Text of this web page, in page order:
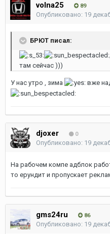
volna25 89
Опубликовано: 19
БРЮТ писал:
там сейчас )))
У нас утро , зима вже
djoxer 0
Опубликовано: 19
На рабочем компе адблок
то ерундит и пропускает
gms24ru 86
Опубликовано: 19